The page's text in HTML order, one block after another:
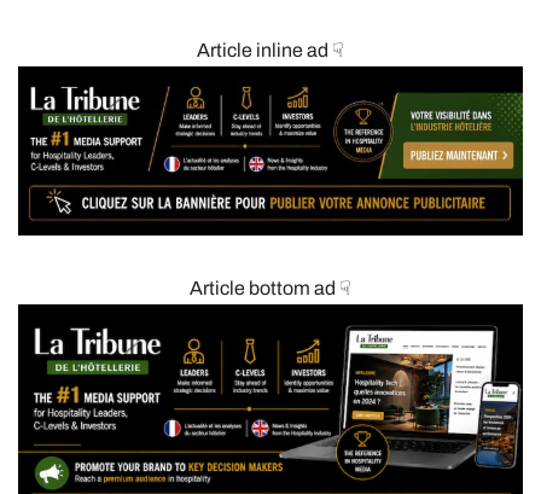
Article inline ad ☟
Article bottom ad ☟